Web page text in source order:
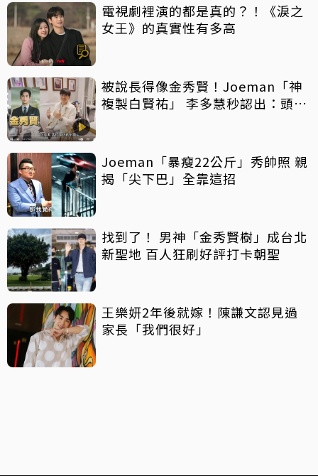
電視劇裡演的都是真的？！《淚之
女王》的真實性有多高
被說長得像金秀賢！Joeman「神
複製白賢祐」 李多慧秒認出：頭髮
Joeman「暴瘦22公斤」秀帥照 親
揭「尖下巴」全靠這招
找到了！ 男神「金秀賢樹」成台北
新聖地 百人狂刷好評打卡朝聖
王樂妍2年後就嫁！陳謙文認見過
家長「我們很好」